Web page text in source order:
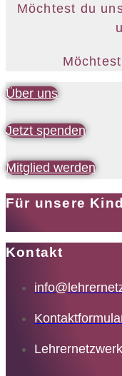
Möchtest du
Über uns
Jetzt spenden
Mitglied werden
Für unsere
Kontakt